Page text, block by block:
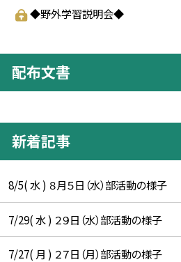
◆野外学習説明会◆
配布文書
新着記事
8/5( 水 ) ８月５日（水）部活動の様子
7/29( 水 ) ２９日（水）部活動の様子
7/27( 月 ) ２７日（月）部活動の様子